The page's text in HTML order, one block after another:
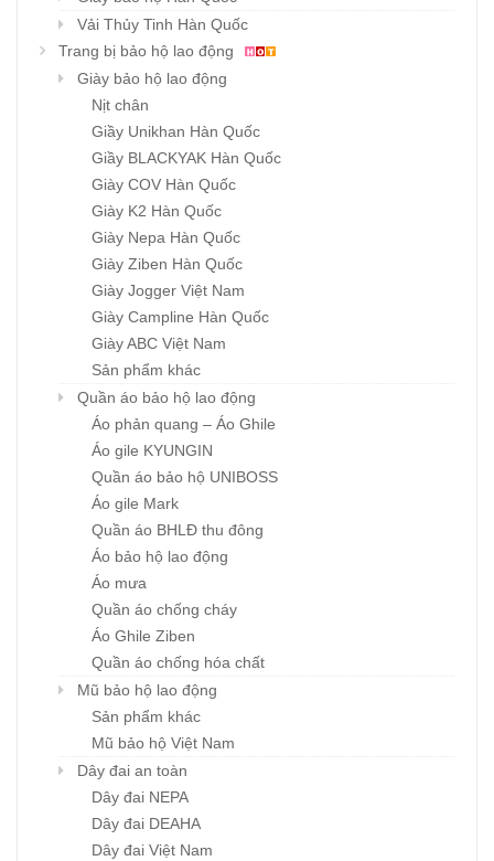
Vải Thủy Tinh Hàn Quốc
Trang bị bảo hộ lao động
Giày bảo hộ lao động
Nịt chân
Giầy Unikhan Hàn Quốc
Giầy BLACKYAK Hàn Quốc
Giày COV Hàn Quốc
Giày K2 Hàn Quốc
Giày Nepa Hàn Quốc
Giày Ziben Hàn Quốc
Giày Jogger Việt Nam
Giày Campline Hàn Quốc
Giày ABC Việt Nam
Sản phẩm khác
Quần áo bảo hộ lao động
Áo phản quang – Áo Ghile
Áo gile KYUNGIN
Quần áo bảo hộ UNIBOSS
Áo gile Mark
Quần áo BHLĐ thu đông
Áo bảo hộ lao động
Áo mưa
Quần áo chống cháy
Áo Ghile Ziben
Quần áo chống hóa chất
Mũ bảo hộ lao động
Sản phẩm khác
Mũ bảo hộ Việt Nam
Dây đai an toàn
Dây đai NEPA
Dây đai DEAHA
Dây đai Việt Nam